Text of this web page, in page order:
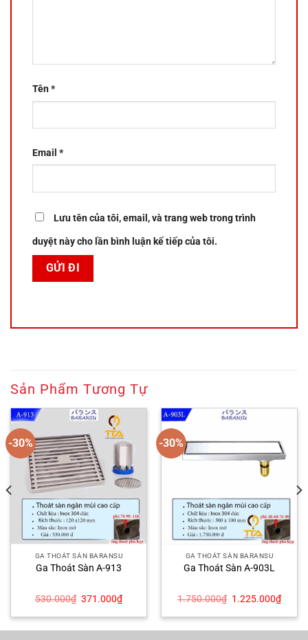
Tên*
Email *
Lưu tên của tôi, email, và trang web trong trình
duyệt này cho lần bình luận kế tiếp của tôi.
Sản Phẩm Tương Tự
-30%
GA THOÁT SÀN BARANSU
Ga Thoát Sàn A-913
530.000₫ Giá
là:
371.000₫Giá
hiện
tại
371.000₫.
-30%
GA THOÁT SÀN BARANSU
Ga Thoát Sàn A-903L
1.750.000₫ Giá
là:
1.225.000₫Giá
hiện
tại